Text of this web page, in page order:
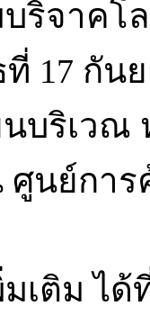
บริจา
17 กันย
บริเวณ
นย์การ
เติม ไ